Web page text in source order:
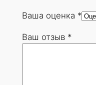
Ваша оценка *
Ваш отзыв *